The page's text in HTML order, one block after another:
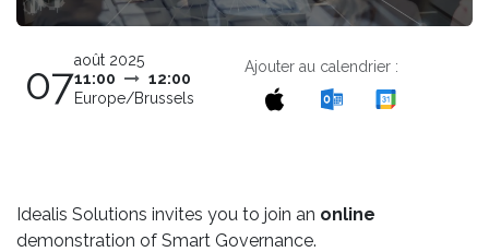
07août 2025
11:00
12:00
Europe/Brussels
Ajouter au calendrier :
Idealis Solutions invites you to join an online
demonstration of Smart Governance.